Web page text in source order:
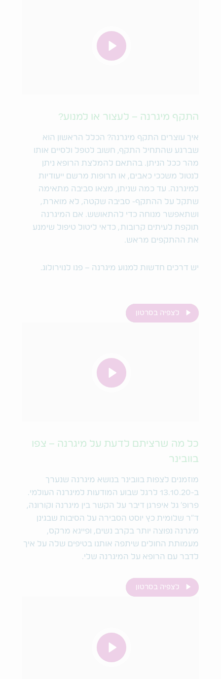
התקף מיגרנה – לעצור או למנוע?
איך עוצרים התקף מיגרנה? הכלל הראשון הוא
שברגע שהתחיל התקף, חשוב לטפל ולסיים אותו
מהר ככל הניתן. בהתאם להמלצת הרופא ניתן
לנטול משככי כאבים, או תרופות מרשם ייעודיות
למיגרנה. עד כמה שניתן, מצאו סביבה מתאימה
שתקל על ההתקף- סביבה שקטה, לא מוארת,
ושתאפשר מנוחה כדי להתאושש. אם המיגרנה
תוקפת לעיתים קרובות, כדאי ליטול טיפול שימנע
את ההתקפים מראש.
יש דרכים חדשות למנוע מיגרנה – פנו לנוירולוג.
לצפיה בסרטון
כל מה שרציתם לדעת על מיגרנה – צפו
בוובינר
מוזמנים לצפות בוובינר בנושא מיגרנה שנערך
ב-13.10.20 לרגל שבוע המודעות למיגרנה העולמי.
פרופ' גל איפרגן דיבר על הקשר בין מיגרנה וקורונה,
ד"ר שלומית כץ יוסט הסבירה על הסיבות שבגינן
מיגרנה נפוצה יותר בקרב נשים, ופייגא מרקס,
מעמותת החולים שיתפה אותנו בטיפים שלה על איך
לדבר עם הרופא על המיגרנה שלי.
לצפיה בסרטון